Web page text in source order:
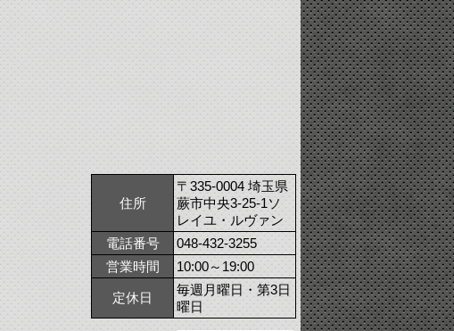
住所
〒335-0004 埼玉県
蕨市中央3-25-1ソ
レイユ・ルヴァン
電話番号
048-432-3255
営業時間
10:00～19:00
定休日
毎週月曜日・第3日
曜日